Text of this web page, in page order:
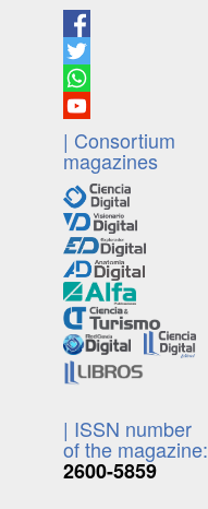
| Consortium
magazines
| ISSN number
of the magazine:
2600-5859